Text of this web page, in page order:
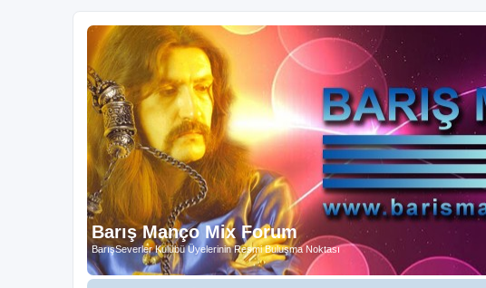
Barış Manço Mix Forum
BarışSeverler Kulübü Üyelerinin Resmi Buluşma Noktası